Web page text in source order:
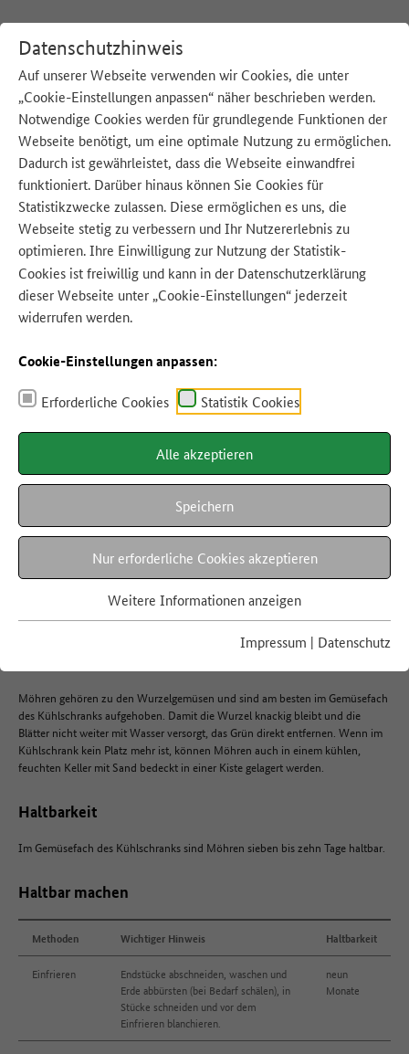
Datenschutzhinweis
Auf unserer Webseite verwenden wir Cookies, die unter
„Cookie-Einstellungen anpassen“ näher beschrieben werden.
Notwendige Cookies werden für grundlegende Funktionen der
Webseite benötigt, um eine optimale Nutzung zu ermöglichen.
Dadurch ist gewährleistet, dass die Webseite einwandfrei
funktioniert. Darüber hinaus können Sie Cookies für
Statistikzwecke zulassen. Diese ermöglichen es uns, die
Webseite stetig zu verbessern und Ihr Nutzererlebnis zu
optimieren. Ihre Einwilligung zur Nutzung der Statistik-
Cookies ist freiwillig und kann in der Datenschutzerklärung
dieser Webseite unter „Cookie-Einstellungen“ jederzeit
widerrufen werden.
Cookie-Einstellungen anpassen:
Erforderliche Cookies Statistik Cookies
Alle akzeptieren
Speichern
Nur erforderliche Cookies akzeptieren
Weitere Informationen anzeigen
Impressum | Datenschutz
:Startseite M Möhren
Möhren
Hier finden Sie Informationen zur Lagerung, Haltbarkeit und
Resteverwertung von Möhren. So reduzieren Sie ganz einfach
Lebensmittelabfälle.
Möhren gehören zu den Wurzelgemüsen und sind am besten im Gemüsefach
des Kühlschranks aufgehoben. Damit die Wurzel knackig bleibt und die
Blätter nicht weiter mit Wasser versorgt, das Grün direkt entfernen. Wenn im
Kühlschrank kein Platz mehr ist, können Möhren auch in einem kühlen,
feuchten Keller mit Sand bedeckt in einer Kiste gelagert werden.
Haltbarkeit
Im Gemüsefach des Kühlschranks sind Möhren sieben bis zehn Tage haltbar.
Haltbar machen
Methoden Wichtiger Hinweis Haltbarkeit
Einfrieren
Endstücke abschneiden, waschen und
Erde abbürsten (bei Bedarf schälen), in
Stücke schneiden und vor dem
Einfrieren blanchieren.
neun
Monate